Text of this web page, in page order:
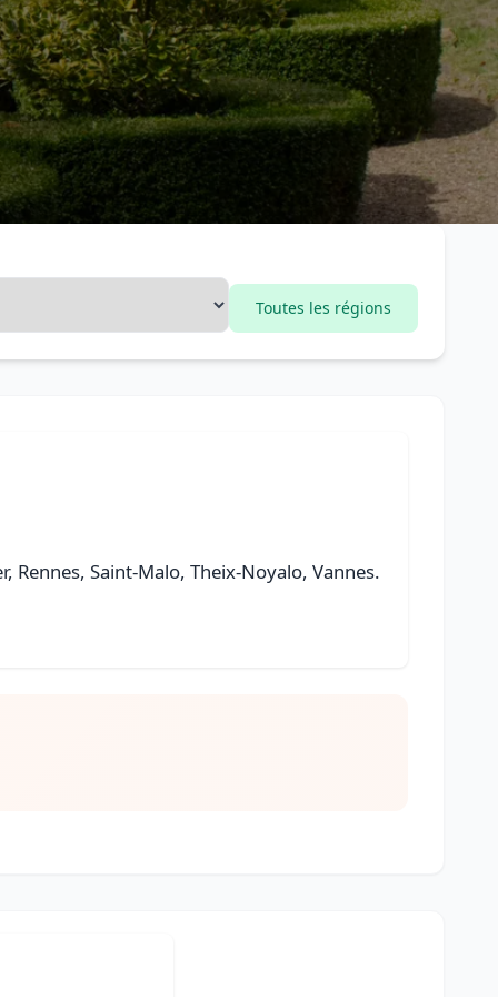
Toutes les régions
Rennes, Saint-Malo, Theix-Noyalo, Vannes.